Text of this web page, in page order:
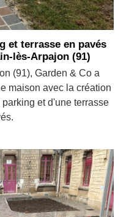
et terrasse en pavés
lès-Arpajon (91)
(91), Garden & Co a
maison avec la création
et d'une terrasse